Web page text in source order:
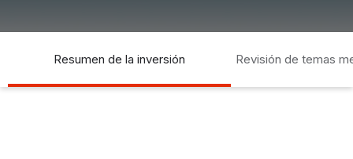
Resumen de la inversión Revisión de temas